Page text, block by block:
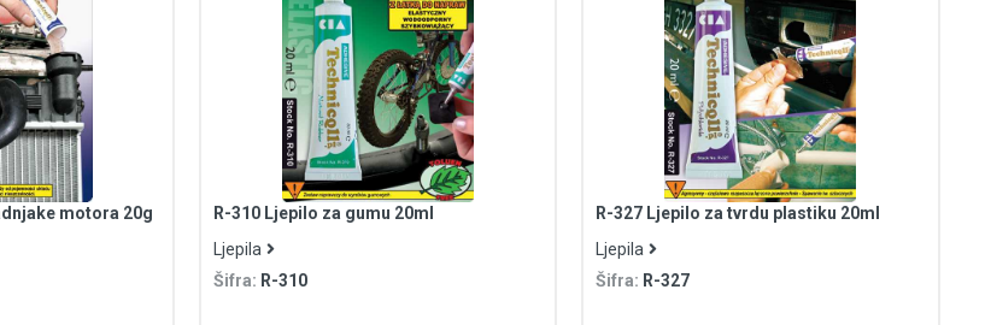
motora 20g
R-310 Ljepilo za gumu 20ml
Ljepila
Šifra: R-310
R-327 Ljepilo za tvrdu plastiku 20ml
Ljepila
Šifra: R-327